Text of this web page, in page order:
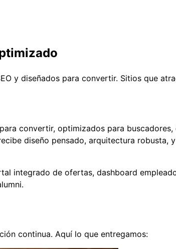
y diseñados para convertir. Sitios que
convertir, optimizados para
diseño pensado, arquitectura robusta,
integrado de ofertas, dashboard
continua. Aquí lo que entregamos: